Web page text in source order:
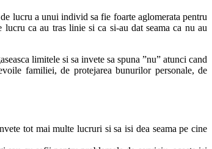
lucru a unui individ sa fie foarte aglomerata pentru
ca au tras linie si ca si-au dat seama ca nu au
limitele si sa invete sa spuna ”nu” atunci cand
familiei, de protejarea bunurilor personale, de
tot mai multe lucruri si sa isi dea seama pe cine